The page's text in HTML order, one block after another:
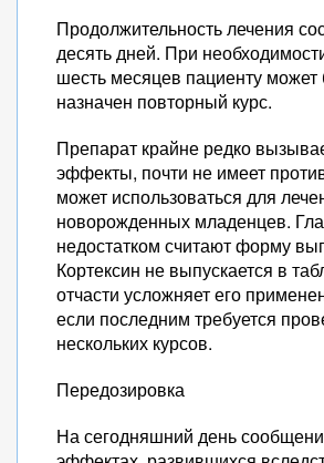
Продолжительность лечения
десять дней. При
шесть месяцев пациенту может
назначен повторный курс.
Препарат крайне редко
эффекты, почти не имеет
может использоваться для
новорожденных младенцев.
недостатком считают форму
Кортексин не выпускается в
отчасти усложняет его
если последним требуется
нескольких курсов.
Передозировка
На сегодняшний день